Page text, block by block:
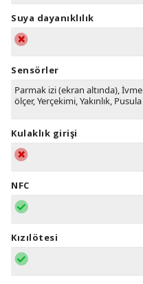
Suya dayanıklılık
Sensörler
Parmak izi (ekran altında), İvme
ölçer, Yerçekimi, Yakınlık, Pusula
Kulaklık girişi
NFC
Kızılötesi